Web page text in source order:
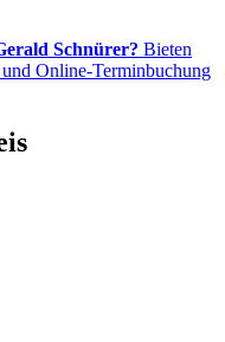
Schnürer? Bieten
Online-Terminbuchung